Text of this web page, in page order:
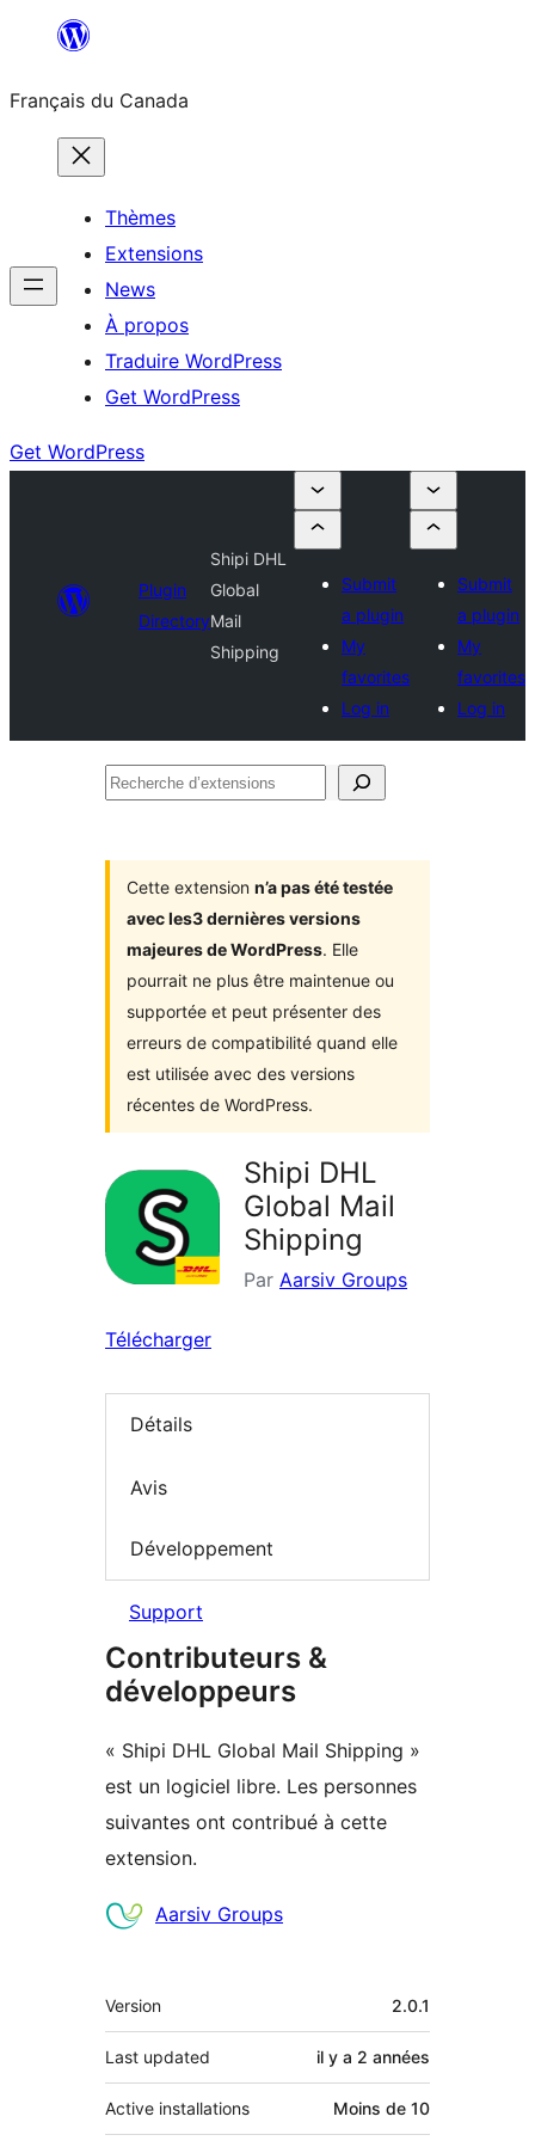
contenu
Français du Canada
Thèmes
Extensions
News
À propos
Traduire WordPress
Get WordPress
Get WordPress
Plugin
Directory
Shipi DHL
Global
Mail
Shipping
Submit
a plugin
My
favorites
Log in
Submit
a plugin
My
favorites
Log in
Recherche
Cette extension n’a pas été testée
avec les3 dernières versions
majeures de WordPress. Elle
pourrait ne plus être maintenue ou
supportée et peut présenter des
erreurs de compatibilité quand elle
est utilisée avec des versions
récentes de WordPress.
Shipi DHL
Global Mail
Shipping
Par Aarsiv Groups
Télécharger
Détails
Avis
Développement
Support
Contributeurs &
développeurs
« Shipi DHL Global Mail Shipping »
est un logiciel libre. Les personnes
suivantes ont contribué à cette
extension.
Contributeurs
Aarsiv Groups
Méta
Version 2.0.1
Last updated il y a 2 années
Active installations Moins de 10